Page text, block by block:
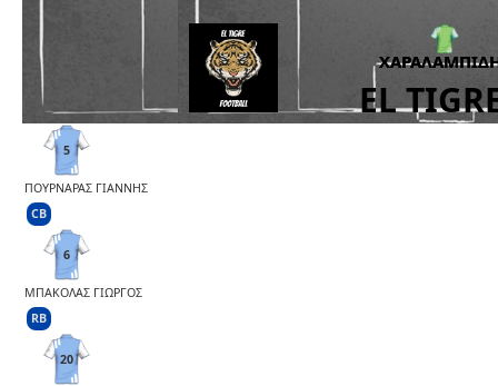
5
ΠΟΥΡΝΑΡΑΣ ΓΙΑΝΝΗΣ
CB
6
ΜΠΑΚΟΛΑΣ ΓΙΩΡΓΟΣ
RB
20